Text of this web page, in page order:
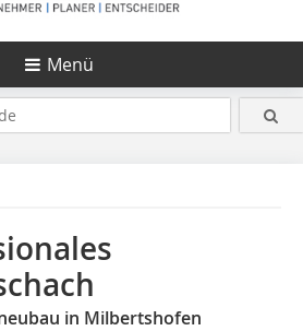
Menü
in Milbertshofen